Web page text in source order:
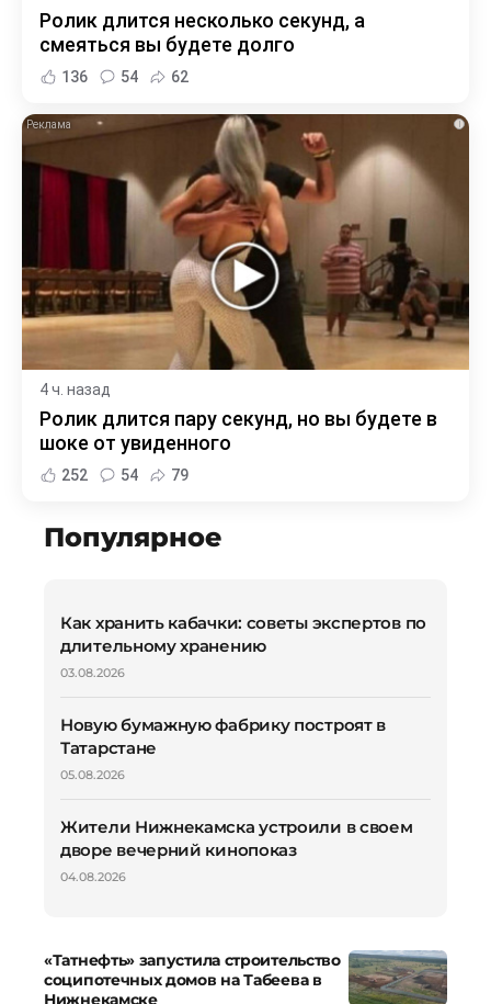
Ролик длится несколько секунд, а
смеяться вы будете долго
136 54 62
i
4 ч. назад
Ролик длится пару секунд, но вы будете в
шоке от увиденного
252 54 79
Популярное
Как хранить кабачки: советы экспертов по
длительному хранению
03.08.2026
Новую бумажную фабрику построят в
Татарстане
05.08.2026
Жители Нижнекамска устроили в своем
дворе вечерний кинопоказ
04.08.2026
«Татнефть» запустила строительство
соципотечных домов на Табеева в
Нижнекамске